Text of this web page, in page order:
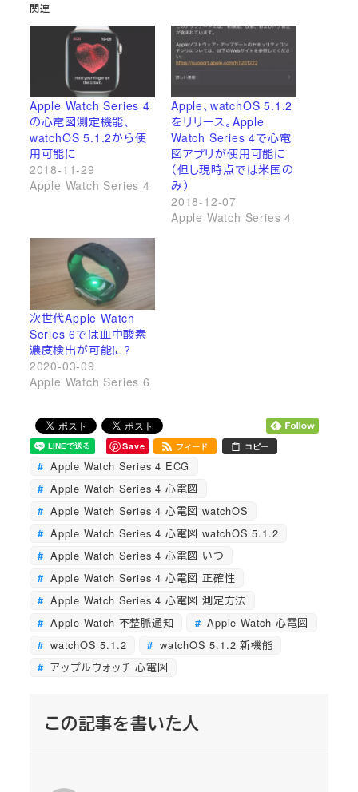
関連
Apple Watch Series 4
の心電図測定機能、
watchOS 5.1.2から使
用可能に
2018-11-29
Apple Watch Series 4
Apple、watchOS 5.1.2
をリリース。Apple
Watch Series 4で心電
図アプリが使用可能に
（但し現時点では米国の
み）
2018-12-07
Apple Watch Series 4
次世代Apple Watch
Series 6では血中酸素
濃度検出が可能に?
2020-03-09
Apple Watch Series 6
Save フィード コピー
Apple Watch Series 4 ECG
Apple Watch Series 4 心電図
Apple Watch Series 4 心電図 watchOS
Apple Watch Series 4 心電図 watchOS 5.1.2
Apple Watch Series 4 心電図 いつ
Apple Watch Series 4 心電図 正確性
Apple Watch Series 4 心電図 測定方法
Apple Watch 不整脈通知
Apple Watch 心電図
watchOS 5.1.2
watchOS 5.1.2 新機能
アップルウォッチ 心電図
この記事を書いた人